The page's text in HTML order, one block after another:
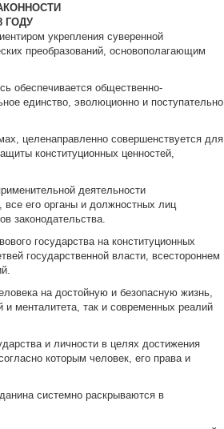
ГОДУ
укрепления суверенной
преобразований, основополагающим
обеспечивается общественно-
единство, эволюционно и поступательно
целенаправленно совершенствуется для
конституционных ценностей,
деятельности
все его органы и должностных лиц
законодательства.
государства на конституционных
государственной власти, всестороннем
на достойную и безопасную жизнь,
и менталитета, так и современных реалий
и личности в целях достижения
которым человек, его права и
системно раскрываются в